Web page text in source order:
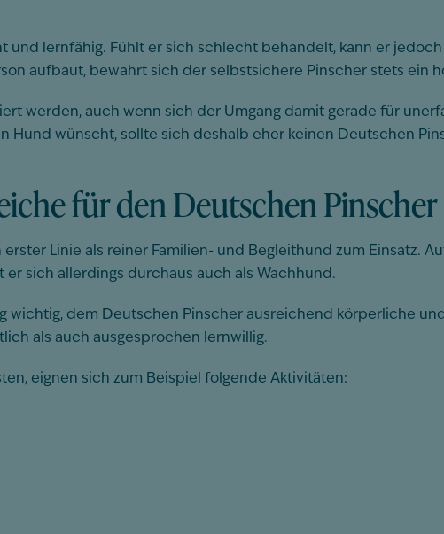
und lernfähig. Fühlt er sich schlecht behandelt, kann er
aufbaut, bewahrt sich der selbstsichere Pinscher stets ein
werden, auch wenn sich der Umgang damit gerade für
Hund wünscht, sollte sich deshalb eher keinen Deutschen
für den Deutschen Pinscher
Linie als reiner Familien- und Begleithund zum Einsatz.
sich allerdings durchaus auch als Wachhund.
wichtig, dem Deutschen Pinscher ausreichend körperliche
als auch ausgesprochen lernwillig.
eignen sich zum Beispiel folgende Aktivitäten: